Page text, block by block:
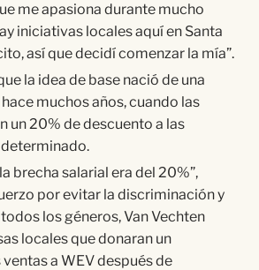
me apasiona durante mucho
iniciativas locales aquí en Santa
así que decidí comenzar la mía”.
la idea de base nació de una
muchos años, cuando las
un 20% de descuento a las
determinado.
brecha salarial era del 20%”,
por evitar la discriminación y
los géneros, Van Vechten
locales que donaran un
a WEV después de